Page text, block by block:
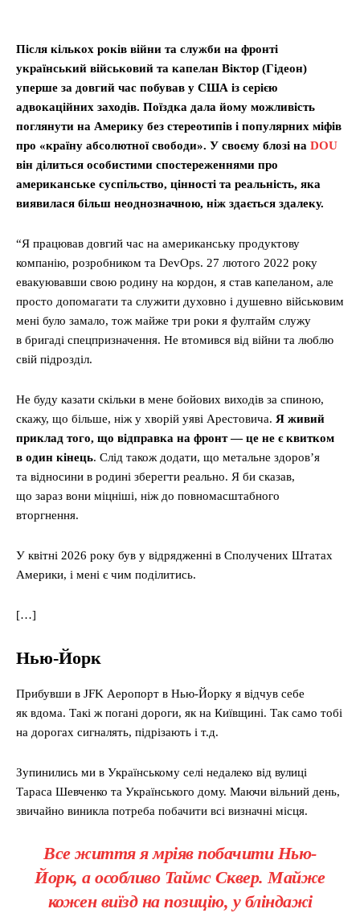
Після кількох років війни та служби на фронті
український військовий та капелан Віктор (Гідеон)
уперше за довгий час побував у США із серією
адвокаційних заходів. Поїздка дала йому можливість
поглянути на Америку без стереотипів і популярних міфів
про «країну абсолютної свободи». У своєму блозі на DOU
він ділиться особистими спостереженнями про
американське суспільство, цінності та реальність, яка
виявилася більш неоднозначною, ніж здається здалеку.
“Я працював довгий час на американську продуктову
компанію, розробником та DevOps. 27 лютого 2022 року
евакуювавши свою родину на кордон, я став капеланом, але
просто допомагати та служити духовно і душевно військовим
мені було замало, тож майже три роки я фултайм служу
в бригаді спецпризначення. Не втомився від війни та люблю
свій підрозділ.
Не буду казати скільки в мене бойових виходів за спиною,
скажу, що більше, ніж у хворій уяві Арестовича. Я живий
приклад того, що відправка на фронт — це не є квитком
в один кінець. Слід також додати, що метальне здоровʼя
та відносини в родині зберегти реально. Я би сказав,
що зараз вони міцніші, ніж до повномасштабного
вторгнення.
У квітні 2026 року був у відрядженні в Сполучених Штатах
Америки, і мені є чим поділитись.
[…]
Нью-Йорк
Прибувши в JFK Аеропорт в Нью-Йорку я відчув себе
як вдома. Такі ж погані дороги, як на Київщині. Так само тобі
на дорогах сигналять, підрізають і т.д.
Зупинились ми в Українському селі недалеко від вулиці
Тараса Шевченко та Українського дому. Маючи вільний день,
звичайно виникла потреба побачити всі визначні місця.
Все життя я мріяв побачити Нью-
Йорк, а особливо Таймс Сквер. Майже
кожен виїзд на позицію, у бліндажі